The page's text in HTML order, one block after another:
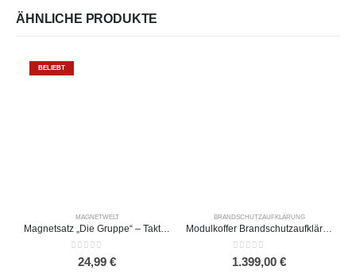
ÄHNLICHE PRODUKTE
BELIEBT
MAGNETWELT
Magnetsatz „Die Gruppe“ – Taktische Zeichen FwDV3
out of 5
24,99 €
BRANDSCHUTZAUFKLÄRUNG
Modulkoffer Brandschutzaufklärung 60+ Expert
0 out of 5
1.399,00 €